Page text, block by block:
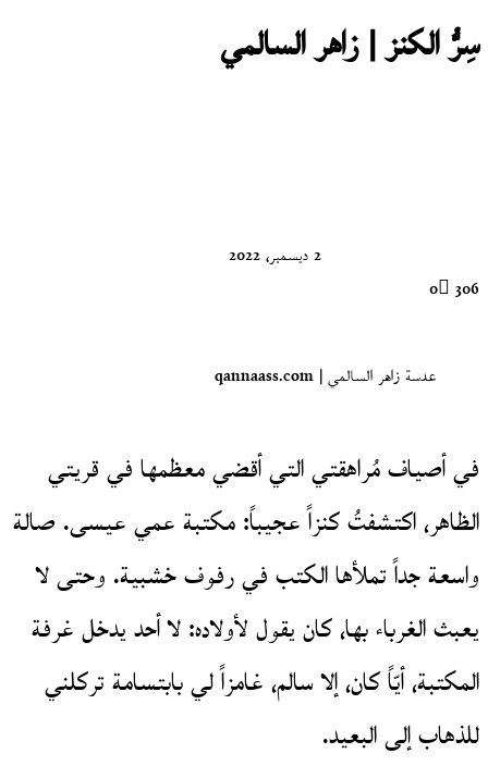
سِرُّ الكنز | زاهر السالمي
2 ديسمبر، 2022
0 306
عدسة زاهر السالمي | qannaass.com
في أصياف مُراهقتي التي أقضي معظمها في قريتي
الظاهر، اكتشفتُ كنزاً عجيباً: مكتبة عمي عيسى. صالة
واسعة جداً تملأها الكتب في رفوف خشبية. وحتى لا
يعبث الغرباء بها، كان يقول لأولاده: لا أحد يدخل غرفة
المكتبة، أيّاً كان، إلا سالم، غامزاً لي بابتسامة تركلني
للذهاب إلى البعيد.